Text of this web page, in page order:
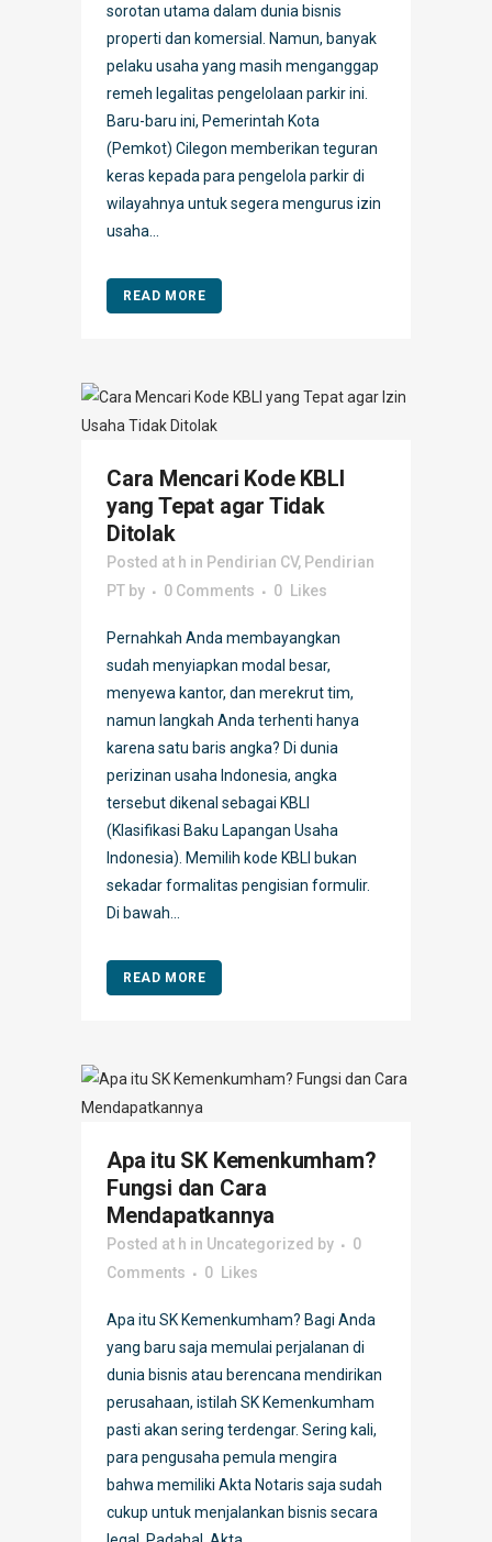
sorotan utama dalam dunia bisnis
properti dan komersial. Namun, banyak
pelaku usaha yang masih menganggap
remeh legalitas pengelolaan parkir ini.
Baru-baru ini, Pemerintah Kota
(Pemkot) Cilegon memberikan teguran
keras kepada para pengelola parkir di
wilayahnya untuk segera mengurus izin
usaha...
READ MORE
Cara Mencari Kode KBLI
yang Tepat agar Tidak
Ditolak
Posted at h in Pendirian CV, Pendirian
PT by 0 Comments 0 Likes
Pernahkah Anda membayangkan
sudah menyiapkan modal besar,
menyewa kantor, dan merekrut tim,
namun langkah Anda terhenti hanya
karena satu baris angka? Di dunia
perizinan usaha Indonesia, angka
tersebut dikenal sebagai KBLI
(Klasifikasi Baku Lapangan Usaha
Indonesia). Memilih kode KBLI bukan
sekadar formalitas pengisian formulir.
Di bawah...
READ MORE
Apa itu SK Kemenkumham?
Fungsi dan Cara
Mendapatkannya
Posted at h in Uncategorized by
0
Comments
0 Likes
Apa itu SK Kemenkumham? Bagi Anda
yang baru saja memulai perjalanan di
dunia bisnis atau berencana mendirikan
perusahaan, istilah SK Kemenkumham
pasti akan sering terdengar. Sering kali,
para pengusaha pemula mengira
bahwa memiliki Akta Notaris saja sudah
cukup untuk menjalankan bisnis secara